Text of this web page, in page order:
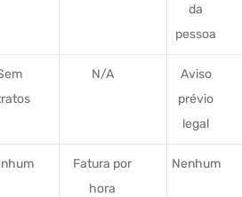
da
pessoa
N/A
Aviso
prévio
legal
Fatura por
hora
Nenhum